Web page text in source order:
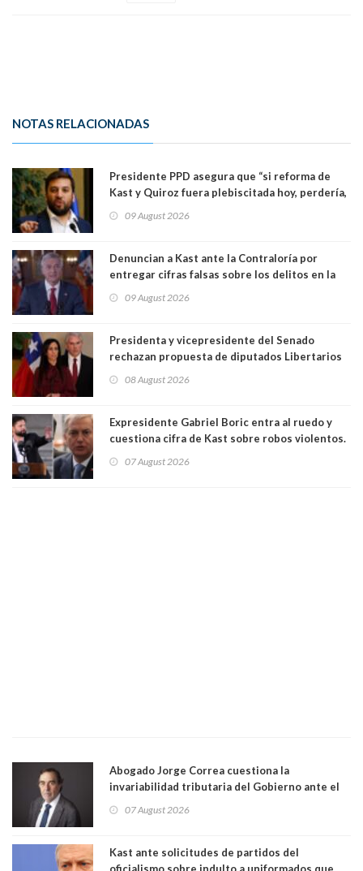
NOTAS RELACIONADAS
Presidente PPD asegura que “si reforma de
Kast y Quiroz fuera plebiscitada hoy, perdería,
a favor de la oposición, sería una victoria de la
09 August 2026
Denuncian a Kast ante la Contraloría por
entregar cifras falsas sobre los delitos en la
09 August 2026
Presidenta y vicepresidente del Senado
rechazan propuesta de diputados Libertarios
"Constituye un camino equivocado"
08 August 2026
Expresidente Gabriel Boric entra al ruedo y
cuestiona cifra de Kast sobre robos violentos.
07 August 2026
Abogado Jorge Correa cuestiona la
invariabilidad tributaria del Gobierno ante el
democracia” y "defendemos la alternancia en el
07 August 2026
Kast ante solicitudes de partidos del